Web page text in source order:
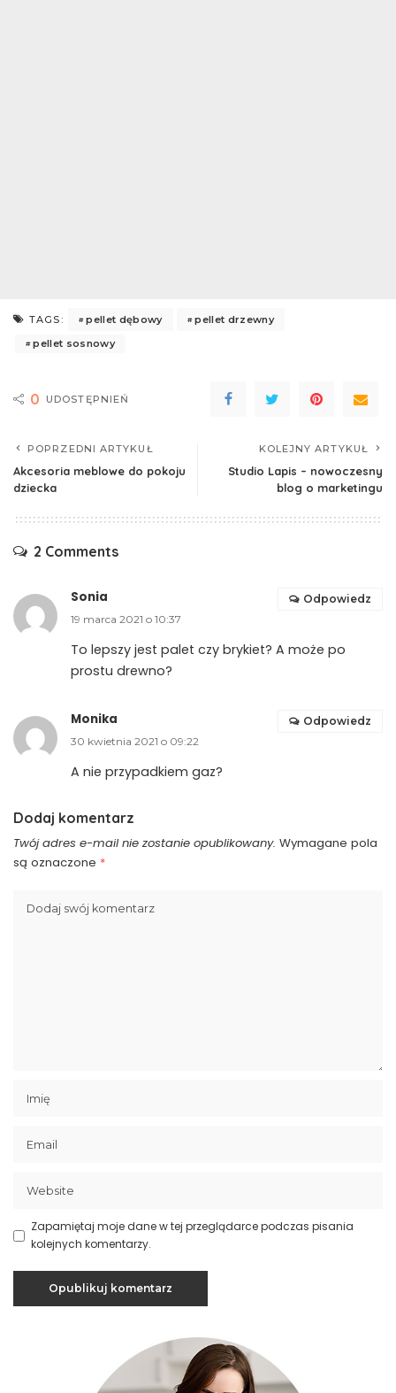
TAGS: pellet dębowy
pellet drzewny
pellet sosnowy
0 UDOSTĘPNIEŃ
POPRZEDNI ARTYKUŁ
Akcesoria meblowe do pokoju
dziecka
KOLEJNY ARTYKUŁ
Studio Lapis – nowoczesny
blog o marketingu
2 Comments
Sonia
19 marca 2021 o 10:37
To lepszy jest palet czy brykiet? A może po
prostu drewno?
Odpowiedz
Monika
30 kwietnia 2021 o 09:22
A nie przypadkiem gaz?
Odpowiedz
Dodaj komentarz
Twój adres e-mail nie zostanie opublikowany. Wymagane pola
są oznaczone *
Zapamiętaj moje dane w tej przeglądarce podczas pisania
kolejnych komentarzy.